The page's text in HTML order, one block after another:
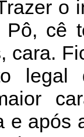
o
Pô, cê
cara.
e após